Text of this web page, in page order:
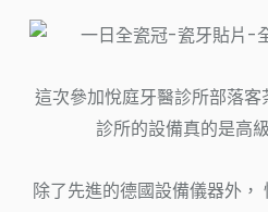
這次參加悅庭牙醫診所部落客
診所的設備真的是高
除了先進的德國設備儀器外，